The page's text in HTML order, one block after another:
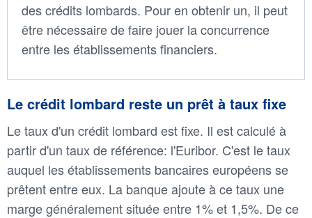
des crédits lombards. Pour en obtenir un, il peut
être nécessaire de faire jouer la concurrence
entre les établissements financiers.
Le crédit lombard reste un prêt à taux fixe
Le taux d'un crédit lombard est fixe. Il est calculé à
partir d'un taux de référence: l'Euribor. C'est le taux
auquel les établissements bancaires européens se
prêtent entre eux. La banque ajoute à ce taux une
marge généralement située entre 1% et 1,5%. De ce